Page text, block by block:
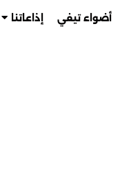
أضواء تيفي إذاعاتنا